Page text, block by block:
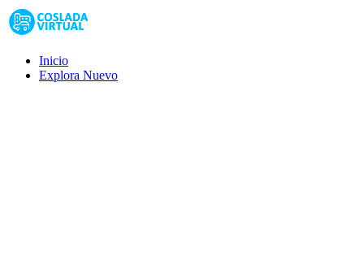
Inicio
Explora Nuevo